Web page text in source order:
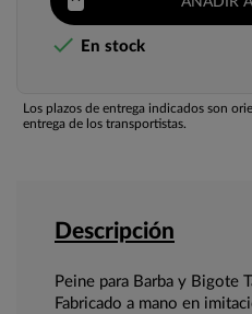
 En stock
Los plazos de entrega indicados son
entrega de los transportistas.
Descripción
Peine para Barba y Bigote
Fabricado a mano en